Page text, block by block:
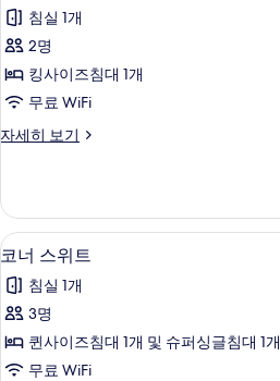
미
엄
디
스
진
모
두
보
기
침실 1개
2명
킹사이즈침대 1개
무료 WiFi
자세히 보기
프
디
럭
스
세
히
기
코
너
스
위
트
10
코너 스위트
침실 1개
3명
퀸사이즈침대 1개 및 슈퍼싱글침대 1개
무료 WiFi